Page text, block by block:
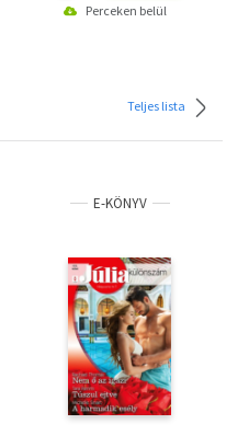
Perceken belül
Teljes lista
E-KÖNYV